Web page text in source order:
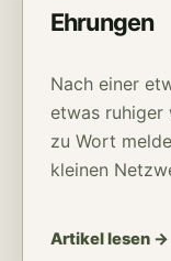
Ehrungen
Nach einer
etwas ruhiger
zu Wort
kleinen
Artikel lesen →